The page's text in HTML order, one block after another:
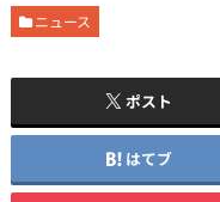
ニュース
ポスト
はてブ